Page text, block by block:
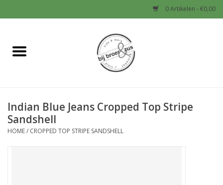
0 Artikelen - €0,00
Home
Baby
Jongens
Indian Blue Jeans Cropped Top Stripe
Sandshell
HOME/ CROPPED TOP STRIPE SANDSHELL